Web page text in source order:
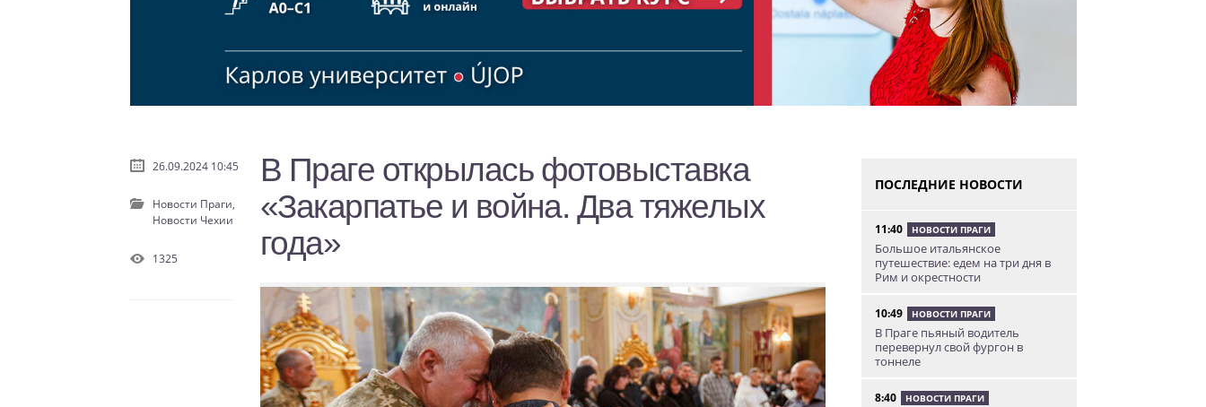
В Праге открылась фотовыставка
«Закарпатье и война. Два тяжелых
года»
26.09.2024 10:45
Новости Праги,
Новости Чехии
1325
ПОСЛЕДНИЕ НОВОСТИ
11:40 НОВОСТИ ПРАГИ
Большое итальянское
путешествие: едем на три дня в
Рим и окрестности
10:49 НОВОСТИ ПРАГИ
В Праге пьяный водитель
перевернул свой фургон в
тоннеле
8:40 НОВОСТИ ПРАГИ